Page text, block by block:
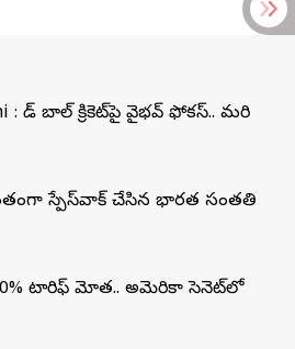
: రెడ్ బాల్ క్రికెట్‌పై వైభవ్ ఫోకస్.. మరి
స్పేస్‌వాక్‌ చేసిన భారత సంతతి
టారిఫ్‌ మోత.. అమెరికా సెనెట్‌లో